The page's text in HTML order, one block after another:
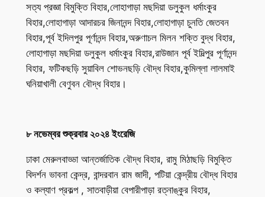
সত্য প্রজ্ঞা বিমুক্তি বিহার,লোহাগাড়া মছদিয়া ডলুকুল ধর্মাংকুর
বিহার,লোহাগাড়া আদারচর জিনানন্দ বিহার,লোহাগাড়া চুনতি জেতবন
বিহার,পূর্ব ইদিলপুর পূর্ণানন্দ বিহার,অরুণাচল মিলন শক্তি বুদ্ধ বিহার,
লোহাগাড়া মছদিয়া ডলুকুল ধর্মাংকুর বিহার,রাউজান পূর্ব ইদিল্পুর পূর্ণানন্দ
বিহার, ফটিকছড়ি সুয়াবিল শোভনছড়ি বৌদ্ধ বিহার,কুমিল্লা লালমাই
ঘনিয়াখালী বেণুবন বৌদ্ধ বিহার।
৮ নভেম্বর শুক্রবার ২০২৪ ইংরেজি
ঢাকা মেরুলবাড্ডা আন্তর্জাতিক বৌদ্ধ বিহার, রামু মিঠাছড়ি বিমুক্তি
বিদর্শন ভাবনা কেন্দ্র, বান্দরবান রাম জাদী, পটিয়া কেন্দ্রীয় বৌদ্ধ বিহার
ও কল্যাণ প্রকল্প , সাতবাড়ীয়া বেপারীপাড়া রত্নাঙ্কুর বিহার,